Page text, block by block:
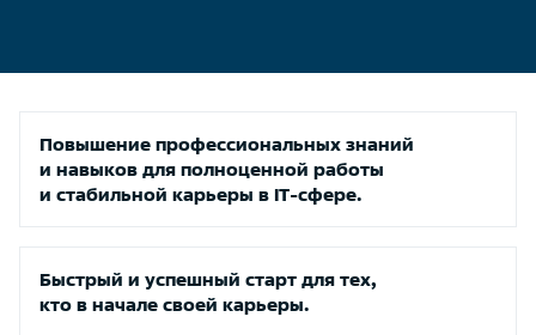
Повышение профессиональных знаний
и навыков для полноценной работы
и стабильной карьеры в IT-сфере.
Быстрый и успешный старт для тех,
кто в начале своей карьеры.